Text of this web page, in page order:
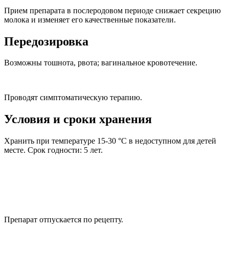
Прием препарата в послеродовом периоде снижает секрецию
молока и изменяет его качественные показатели.
Передозировка
Возможны тошнота, рвота; вагинальное кровотечение.
Проводят симптоматическую терапию.
Условия и сроки хранения
Хранить при температуре 15-30 °С в недоступном для детей
месте. Срок годности: 5 лет.
Препарат отпускается по рецепту.